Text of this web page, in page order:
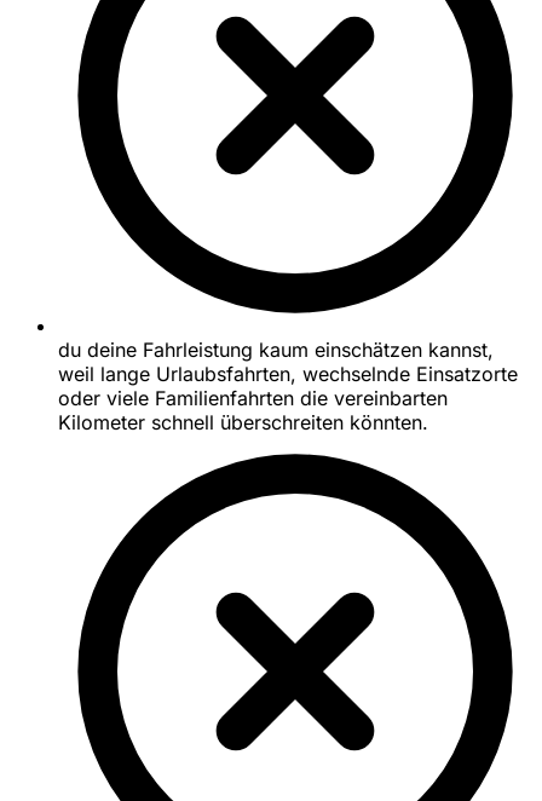
du deine Fahrleistung kaum einschätzen kannst,
weil lange Urlaubsfahrten, wechselnde Einsatzorte
oder viele Familienfahrten die vereinbarten
Kilometer schnell überschreiten könnten.